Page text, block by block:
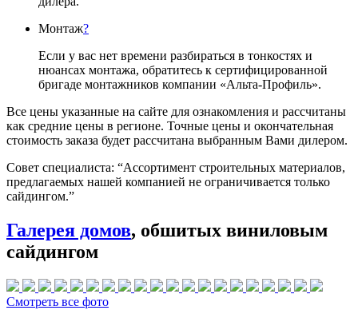
Монтаж?
Если у вас нет времени разбираться в тонкостях и
нюансах монтажа, обратитесь к сертифицированной
бригаде монтажников компании «Альта-Профиль».
Все цены указанные на сайте для ознакомления и рассчитаны
как средние цены в регионе. Точные цены и окончательная
стоимость заказа будет рассчитана выбранным Вами дилером.
Совет специалиста: “Ассортимент строительных материалов,
предлагаемых нашей компанией не ограничивается только
сайдингом.”
Галерея домов, обшитых виниловым
сайдингом
Смотреть все фото